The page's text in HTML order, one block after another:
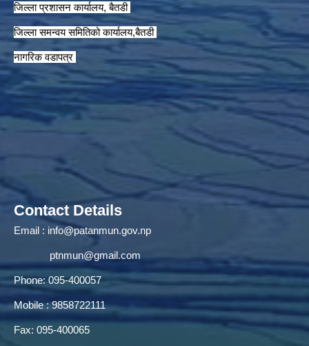
जिल्ला प्रशासन कार्यालय, बैतडी
जिल्ला समन्वय समितिको कार्यालय,बैतडी
नागरिक वडापत्र
Contact Details
Email : info@patanmun.gov.np
ptnmun@gmail.com
Phone: 095-400057
Mobile : 9858722111
Fax: 095-400065